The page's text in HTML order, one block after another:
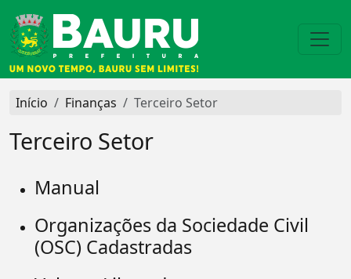
Início Finanças Terceiro Setor
Terceiro Setor
Manual
Organizações da Sociedade Civil
(OSC) Cadastradas